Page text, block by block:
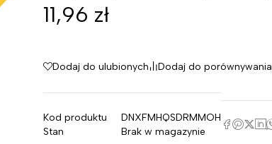
11,96 zł
Dodaj do ulubionych Dodaj do porównywania
Kod produktu
DNXFMHQSDRMMOH
Stan
Brak w magazynie